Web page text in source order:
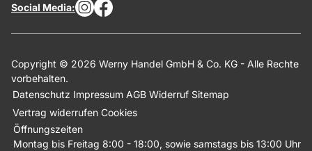
Social Media:
Copyright © 2026 Werny Handel GmbH & Co. KG - Alle Rechte
vorbehalten.
Datenschutz Impressum AGB Widerruf Sitemap
Vertrag widerrufen Cookies
Öffnungszeiten
Montag bis Freitag 8:00 - 18:00, sowie samstags bis 13:00 Uhr